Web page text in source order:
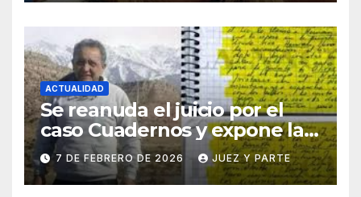
ACTUALIDAD
Se reanuda el juicio por el
caso Cuadernos y expone la
defensa de Cristina Kirchner
7 DE FEBRERO DE 2026 JUEZ Y PARTE